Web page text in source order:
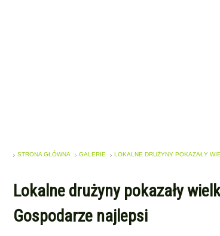
STRONA GŁÓWNA GALERIE LOKALNE DRUŻYNY POKAZAŁY
Lokalne drużyny pokazały
Gospodarze najlepsi